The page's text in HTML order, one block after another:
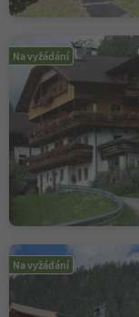
Na vyžádání
Na vyžádání